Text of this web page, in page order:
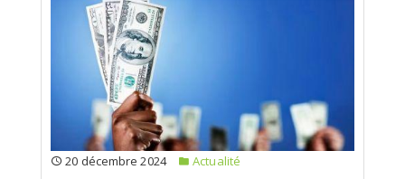
20 décembre 2024
Actualité